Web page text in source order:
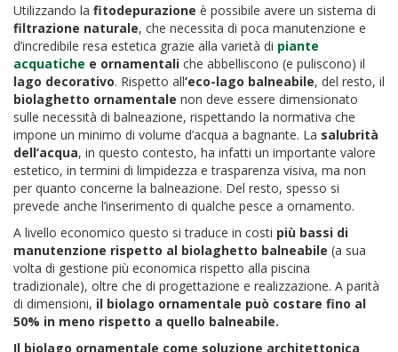
Utilizzando la fitodepurazione è possibile avere un sistema di
filtrazione naturale, che necessita di poca manutenzione e
d’incredibile resa estetica grazie alla varietà di piante
acquatiche e ornamentali che abbelliscono (e puliscono) il
lago decorativo. Rispetto all’eco-lago balneabile, del resto, il
biolaghetto ornamentale non deve essere dimensionato
sulle necessità di balneazione, rispettando la normativa che
impone un minimo di volume d’acqua a bagnante. La salubrità
dell’acqua, in questo contesto, ha infatti un importante valore
estetico, in termini di limpidezza e trasparenza visiva, ma non
per quanto concerne la balneazione. Del resto, spesso si
prevede anche l’inserimento di qualche pesce a ornamento.
A livello economico questo si traduce in costi più bassi di
manutenzione rispetto al biolaghetto balneabile (a sua
volta di gestione più economica rispetto alla piscina
tradizionale), oltre che di progettazione e realizzazione. A parità
di dimensioni, il biolago ornamentale può costare fino al
50% in meno rispetto a quello balneabile.
Il biolago ornamentale come soluzione architettonica